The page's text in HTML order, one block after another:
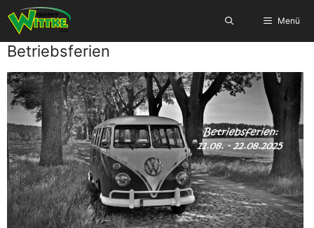
Zum
Inhalt
springen
Menü
Betriebsferien